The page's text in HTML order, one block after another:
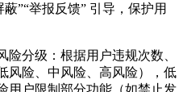
”“举报反馈” 引导，保护用
险分级：根据用户违规次数、
风险、中风险、高风险），低